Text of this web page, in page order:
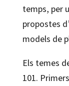
temps, per
propostes
models de
Els temes
101.